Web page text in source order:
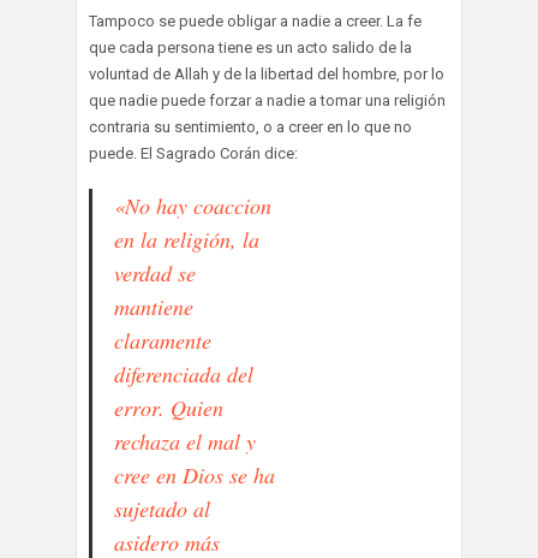
Tampoco se puede obligar a nadie a creer. La fe
que cada persona tiene es un acto salido de la
voluntad de Allah y de la libertad del hombre, por lo
que nadie puede forzar a nadie a tomar una religión
contraria su sentimiento, o a creer en lo que no
puede. El Sagrado Corán dice:
«No hay coaccion
en la religión, la
verdad se
mantiene
claramente
diferenciada del
error. Quien
rechaza el mal y
cree en Dios se ha
sujetado al
asidero más